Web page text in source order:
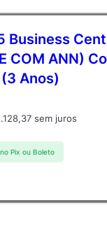
Business
COM ANN)
Anos)
sem juros
Pix ou Boleto